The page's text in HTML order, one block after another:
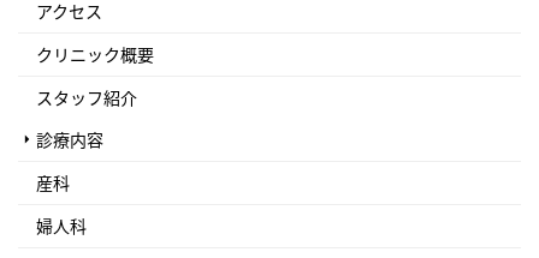
アクセス
クリニック概要
スタッフ紹介
診療内容
産科
婦人科